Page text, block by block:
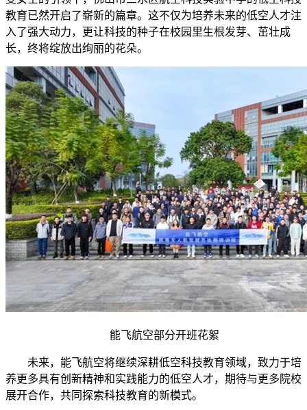
教育已然开启了崭新的篇章。这不仅为培养未来的低空人才注
入了强大动力，更让科技的种子在校园里生根发芽、茁壮成
长，终将绽放出绚丽的花朵。
能飞航空部分开班花絮
未来，能飞航空将继续深耕低空科技教育领域，致力于培
养更多具有创新精神和实践能力的低空人才，期待与更多院校
展开合作，共同探索科技教育的新模式。